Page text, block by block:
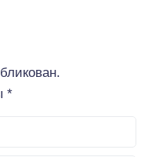
*